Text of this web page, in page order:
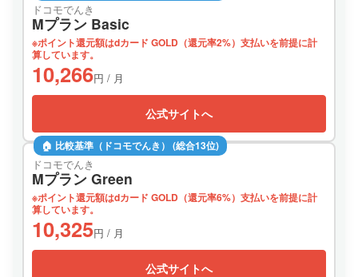
ドコモでんき
Mプラン Basic
※ポイント還元額はdカード GOLD（還元率2%）支払いを前提に計
算しています。
10,266円 / 月
公式サイトへ
🏠 比較基準（ドコモでんき） (総合13位)
ドコモでんき
Mプラン Green
※ポイント還元額はdカード GOLD（還元率6%）支払いを前提に計
算しています。
10,325円 / 月
公式サイトへ